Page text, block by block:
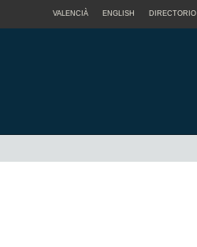
VALENCIÀ ENGLISH DIRECTORIO